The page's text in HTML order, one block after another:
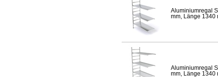
Aluminiumregal
mm, Länge 1340
Aluminiumregal
mm, Länge 1340